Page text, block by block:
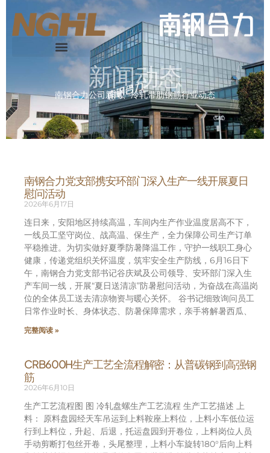
新闻动态
南钢合力公司新闻、冷轧带肋钢筋行业动态
南钢合力党支部携安环部门深入生产一线开展夏日
慰问活动
2026年6月17日
连日来，安阳地区持续高温，车间内生产作业温度居高不下，
一线员工坚守岗位、战高温、保生产，全力保障公司生产订单
平稳推进。为切实做好夏季防暑降温工作，守护一线职工身心
健康，传递党组织关怀温度，筑牢安全生产防线，6月16日下
午，南钢合力党支部书记谷庆斌及公司领导、安环部门深入生
产车间一线，开展“夏日送清凉”防暑慰问活动，为奋战在高温岗
位的全体员工送去清凉物资与暖心关怀。 谷书记细致询问员工
日常作业时长、身体状态、防暑保障需求，亲手将解暑西瓜、
完整阅读 »
CRB600H生产工艺全流程解密：从普碳钢到高强钢
筋
2026年6月10日
生产工艺流程图 图 冷轧盘螺生产工艺流程 生产工艺描述 上
料： 原料盘园经天车吊运到上料鞍座上料位，上料小车低位运
行到上料位，升起、后退，托运盘园到开卷位，上料岗位人员
手动剪断打包丝开卷，头尾整理，上料小车旋转180°后向上料